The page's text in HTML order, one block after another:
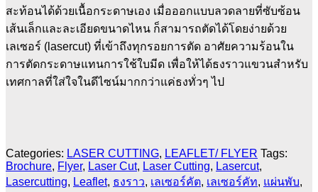
สะท้อนได้ด้วยเนื้อกระดาษเอง เมื่อออกแบบลวดลายที่ซับซ้อน
เส้นเล็กและละเอียดขนาดไหน ก็สามารถตัดได้โดยง่ายด้วย
เลเซอร์ (lasercut) ที่เข้าถึงทุกรอยการตัด อาศัยความร้อนใน
การตัดกระดาษแทนการใช้ใบมีด เพื่อให้ได้ธงราวแขวนสำหรับ
เทศกาลที่ใส่ใจในดีไซน์มากกว่าแค่ธงทั่วๆ ไป
Categories: LASER CUTTING, LEAFLET/ FLYER Tags:
Brochure, Flyer, Laser Cut, Laser Cutting, Lasercut,
Lasercutting, Leaflet, ธงราว, เลเซอร์คัต, เลเซอร์คัท, แผ่นพับ,